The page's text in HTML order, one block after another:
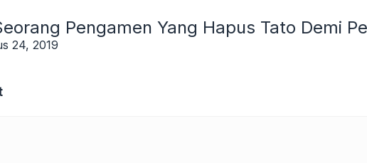
Pengamen Yang Hapus Tato Demi
24, 2019